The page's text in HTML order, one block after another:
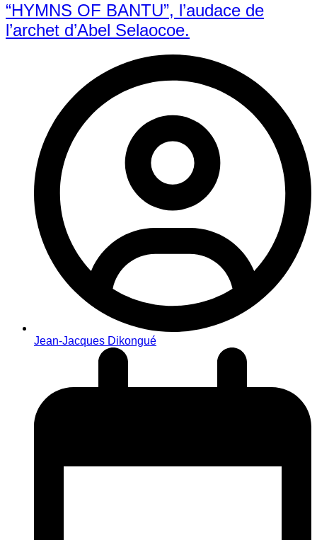
“HYMNS OF BANTU”, l’audace de
l’archet d’Abel Selaocoe.
Jean-Jacques Dikongué